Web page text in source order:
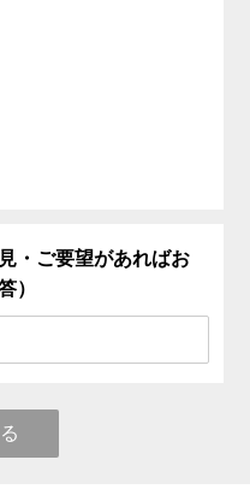
・ご要望があればお
）